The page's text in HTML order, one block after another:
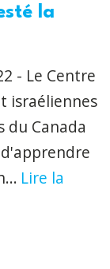
la
- Le Centre
israéliennes
du Canada
Lire la